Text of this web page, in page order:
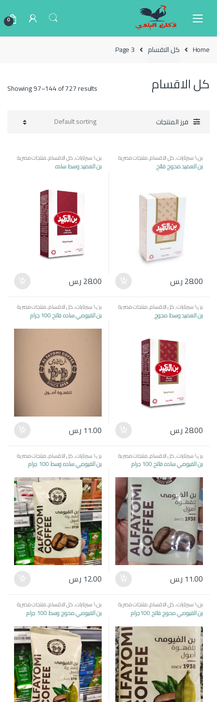
0
Home كل الاقسام Page 3
كل الاقسام Showing 97–144 of 727 results
فرز المنتجات
بن \ سبرتايات,كل الاقسام,منتجات مصرية
بن العميد محوج فاتح
28.00 ر.س
بن \ سبرتايات,كل الاقسام,منتجات مصرية
بن العميد وسط ساده
28.00 ر.س
بن \ سبرتايات,كل الاقسام,منتجات مصرية
بن العميد وسط محوج
28.00 ر.س
بن \ سبرتايات,كل الاقسام,منتجات مصرية
بن الفيومي ساده فاتح 100 جرام
11.00 ر.س
بن \ سبرتايات,كل الاقسام,منتجات مصرية
بن الفيومي ساده فاتح 100 جرام
11.00 ر.س
بن \ سبرتايات,كل الاقسام,منتجات مصرية
بن الفيومي ساده وسط 100 جرام
12.00 ر.س
بن \ سبرتايات,كل الاقسام,منتجات مصرية
بن الفيومي محوج فاتح 100جرام
بن \ سبرتايات,كل الاقسام,منتجات مصرية
بن الفيومي محوج وسط 100 جرام